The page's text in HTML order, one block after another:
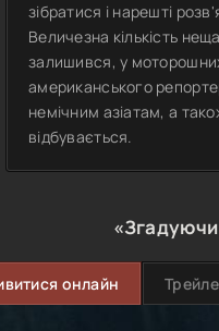
зібратися і нарешті
Величезна кількість
залишився, у
американського
немічним азіатам, а
відбувається.
онлайн